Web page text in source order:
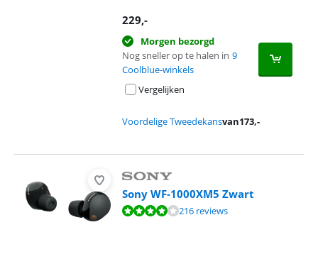
229,-
Morgen bezorgd
Nog sneller op te halen in 9
Coolblue-winkels
Vergelijken
Voordelige Tweedekansvan173,-
Sony WF-1000XM5 Zwart
Beoordeling is 8,3 van de 10, gebaseerd op 216 reviews.
216 reviews